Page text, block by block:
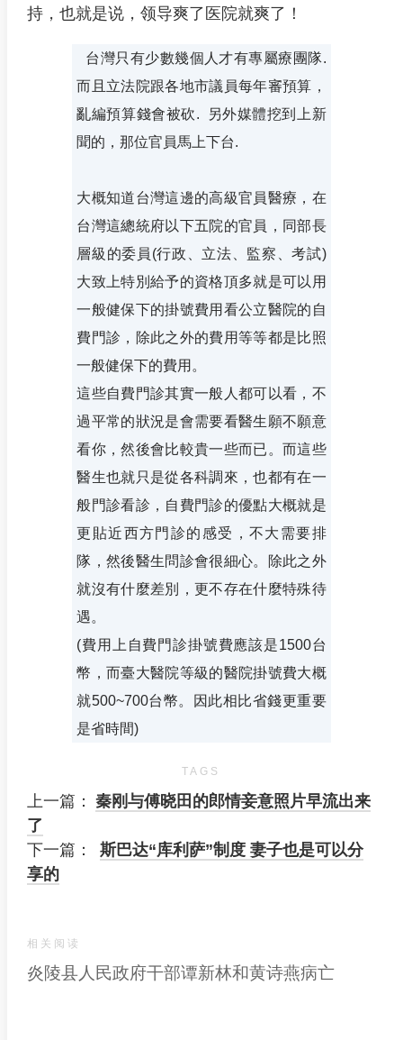
持，也就是说，领导爽了医院就爽了！
台灣只有少數幾個人才有專屬療團隊.
而且立法院跟各地市議員每年審預算，
亂編預算錢會被砍. 另外媒體挖到上新
聞的，那位官員馬上下台.
大概知道台灣這邊的高級官員醫療，在
台灣這總統府以下五院的官員，同部長
層級的委員(行政、立法、監察、考試)
大致上特別給予的資格頂多就是可以用
一般健保下的掛號費用看公立醫院的自
費門診，除此之外的費用等等都是比照
一般健保下的費用。
這些自費門診其實一般人都可以看，不
過平常的狀況是會需要看醫生願不願意
看你，然後會比較貴一些而已。而這些
醫生也就只是從各科調來，也都有在一
般門診看診，自費門診的優點大概就是
更貼近西方門診的感受，不大需要排
隊，然後醫生問診會很細心。除此之外
就沒有什麼差別，更不存在什麼特殊待
遇。
(費用上自費門診掛號費應該是1500台
幣，而臺大醫院等級的醫院掛號費大概
就500~700台幣。因此相比省錢更重要
是省時間)
TAGS
上一篇： 秦刚与傅晓田的郎情妾意照片早流出来
了
下一篇：
斯巴达“库利萨”制度 妻子也是可以分
享的
相关阅读
炎陵县人民政府干部谭新林和黄诗燕病亡